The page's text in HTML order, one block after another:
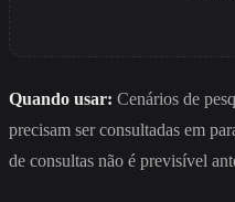
Quando usar: Cenários de
precisam ser consultadas em
de consultas não é previsível